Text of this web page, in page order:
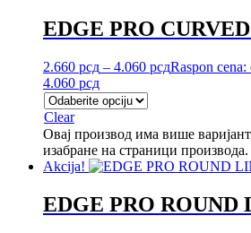
EDGE PRO
2.660 рсд – 4.060 рсдRaspon
4.060 рсд
Clear
Овај производ има више
изабране на страници производа.
Akcija!
EDGE PRO ROUND